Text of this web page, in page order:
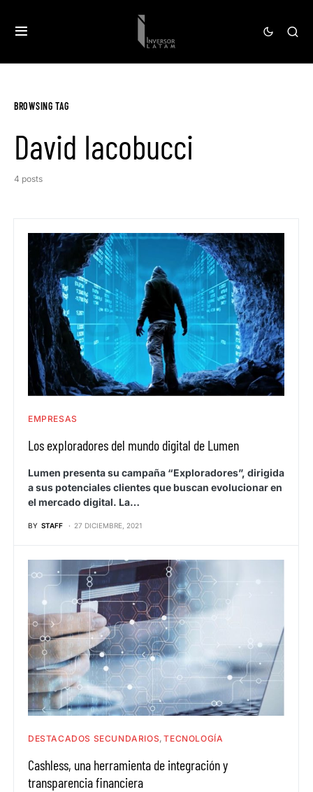
BROWSING TAG
David Iacobucci
4 posts
EMPRESAS
Los exploradores del mundo digital de Lumen
Lumen presenta su campaña “Exploradores”, dirigida
a sus potenciales clientes que buscan evolucionar en
el mercado digital. La…
BY STAFF 27 DICIEMBRE, 2021
DESTACADOS SECUNDARIOS TECNOLOGÍA
Cashless, una herramienta de integración y
transparencia financiera